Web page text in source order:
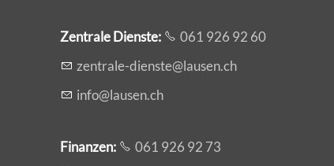
Zentrale Dienste:
061 926 92 60
z ntr l -d nst l s nch
nf
l s nch
Finanzen:
061 926 92 73